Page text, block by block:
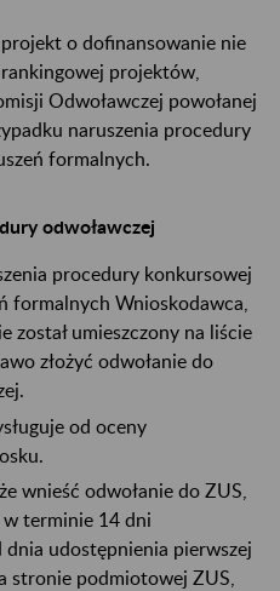
o dofinansowanie nie
projektów,
Odwoławczej powołanej
naruszenia procedury
formalnych.
odwoławczej
procedury konkursowej
formalnych Wnioskodawca,
został umieszczony na liście
złożyć odwołanie do
od oceny
wnieść odwołanie do ZUS,
terminie 14 dni
udostępnienia pierwszej
stronie podmiotowej ZUS,